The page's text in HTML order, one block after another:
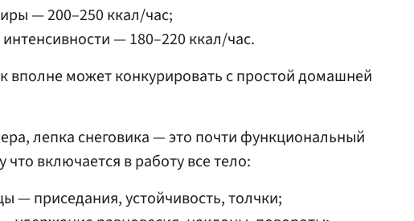
— 200–250 ккал/час;
— 180–220 ккал/час.
вполне может конкурировать с простой домашней
лепка снеговика — это почти функциональный
что включается в работу все тело:
— приседания, устойчивость, толчки;